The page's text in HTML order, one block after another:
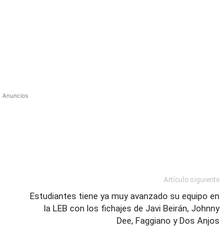
Anuncios
Artículo siguiente
Estudiantes tiene ya muy avanzado su equipo en
la LEB con los fichajes de Javi Beirán, Johnny
Dee, Faggiano y Dos Anjos